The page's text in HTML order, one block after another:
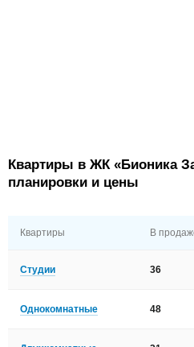
Квартиры в ЖК «Бионика
планировки и цены
Квартиры В
Студии 36
Однокомнатные 48